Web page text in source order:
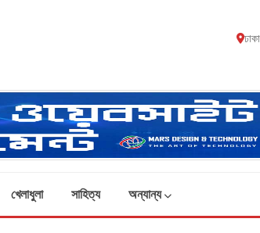
ঢাকা
খেলাধুলা সাহিত্য অন্যান্য